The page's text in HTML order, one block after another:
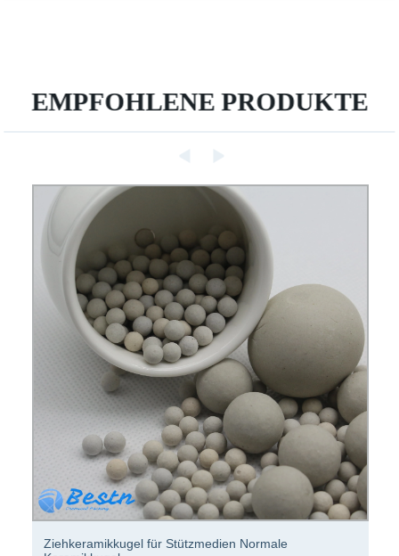
EMPFOHLENE PRODUKTE
Inerte Keramikkugel Industrieverpackungskugel als